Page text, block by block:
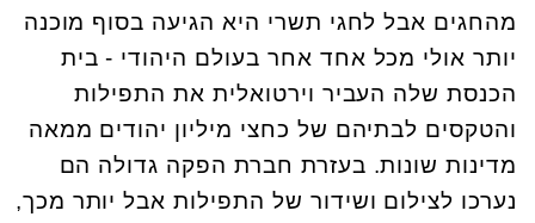
מהחגים אבל לחגי תשרי היא הגיעה בסוף מוכנה
יותר אולי מכל אחד אחר בעולם היהודי - בית
הכנסת שלה העביר וירטואלית את התפילות
והטקסים לבתיהם של כחצי מיליון יהודים ממאה
מדינות שונות. בעזרת חברת הפקה גדולה הם
נערכו לצילום ושידור של התפילות אבל יותר מכך,